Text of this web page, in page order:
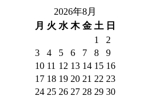
2026年8月
月 火 水 木 金 土 日
1
2
3
4 5 6 7 8
9
10 11 12 13 14 15 16
17 18 19 20 21 22 23
24 25 26 27 28 29 30